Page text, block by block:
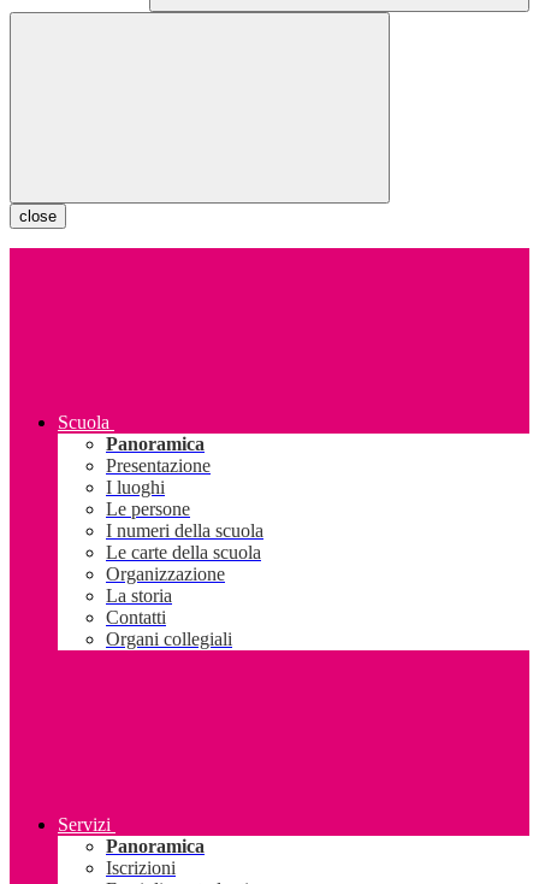
close
Scuola
Panoramica
Presentazione
I luoghi
Le persone
I numeri della scuola
Le carte della scuola
Organizzazione
La storia
Contatti
Organi collegiali
Servizi
Panoramica
Iscrizioni